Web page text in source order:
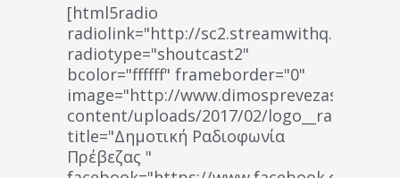
[html5radio
radiolink="http://
radiotype="shoutcast2"
bcolor="ffffff" frameborder="0"
image="http://www.dimosprevezas.gr/wp-
content/uploads/2017/02/
title="Δημοτική Ραδιοφωνία
Πρέβεζας "